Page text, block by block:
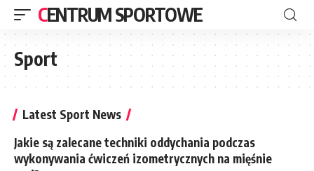
CENTRUM SPORTOWE
Sport
Latest Sport News
Jakie są zalecane techniki oddychania podczas
wykonywania ćwiczeń izometrycznych na mięśnie